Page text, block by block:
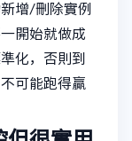
增/刪除實例
開始就做成
化，否則到
可能跑得贏